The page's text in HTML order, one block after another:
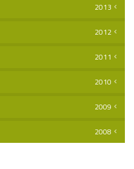
2013
2012
2011
2010
2009
2008